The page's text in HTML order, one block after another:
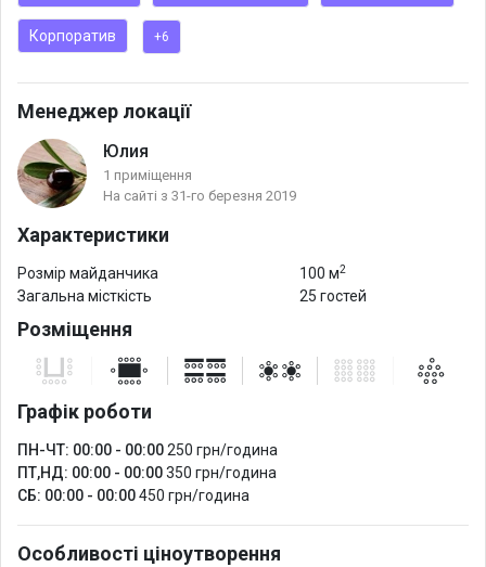
або замовити послуги кейтерингу.
Корпоратив +6
Менеджер локації
Юлия
1 приміщення
На сайті з 31-го березня 2019
Характеристики
Розмір майданчика 100 м2
Загальна місткість 25 гостей
Розміщення
Графік роботи
ПН-ЧТ: 00:00 - 00:00250 грн/година
ПТ,НД: 00:00 - 00:00350 грн/година
СБ: 00:00 - 00:00450 грн/година
Особливості ціноутворення